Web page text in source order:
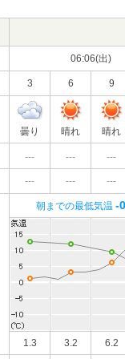
06:06(出)
3 6 9
曇り 晴れ 晴れ
--- --- ---
--- --- ---
朝までの最低気温 -
1.3 3.2 6.2